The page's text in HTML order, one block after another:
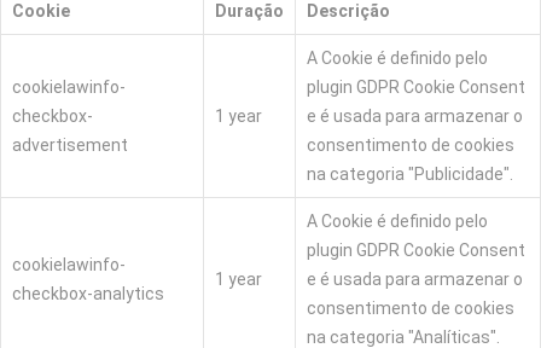
Cookie Duração Descrição
cookielawinfo-
checkbox-
advertisement
1 year
A Cookie é definido pelo
plugin GDPR Cookie Consent
e é usada para armazenar o
consentimento de cookies
na categoria "Publicidade".
cookielawinfo-
checkbox-analytics
1 year
A Cookie é definido pelo
plugin GDPR Cookie Consent
e é usada para armazenar o
consentimento de cookies
na categoria "Analíticas".